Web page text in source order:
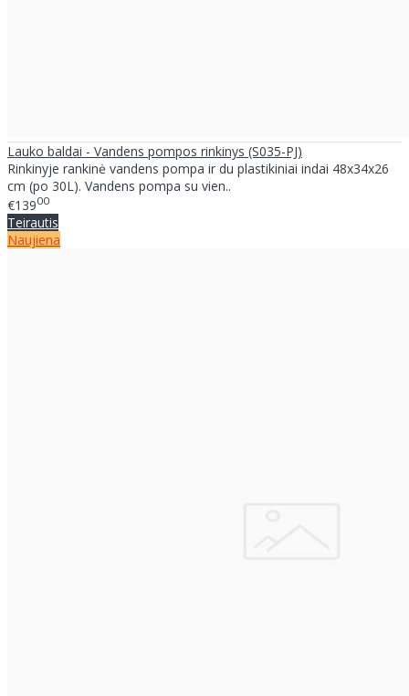
Lauko baldai - Vandens pompos rinkinys (S035-PJ)
Rinkinyje rankinė vandens pompa ir du plastikiniai indai 48x34x26
cm (po 30L). Vandens pompa su vien..
€13900
Teirautis
Naujiena